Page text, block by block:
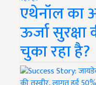
एथेनॉल का
ऊर्जा
चुका रहा है?